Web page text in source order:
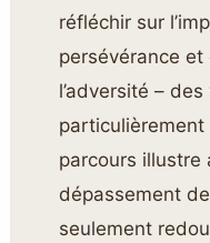
réfléchir sur
persévérance
l’adversité –
particulièrement
parcours illustre
dépassement
seulement